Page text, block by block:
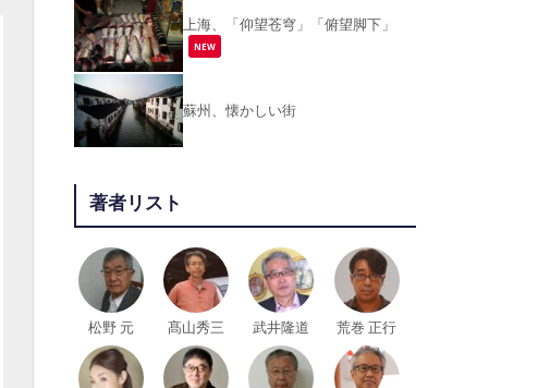
上海、「仰望苍穹」「俯望脚下」
NEW
蘇州、懐かしい街
著者リスト
松野 元 髙山秀三 武井隆道 荒巻 正行